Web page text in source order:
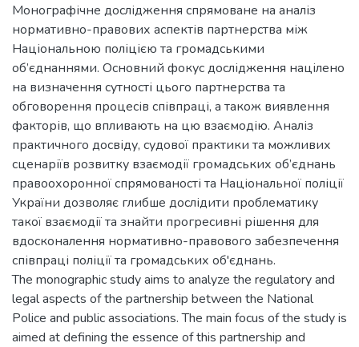
Монографічне дослідження спрямоване на аналіз
нормативно-правових аспектів партнерства між
Національною поліцією та громадськими
об’єднаннями. Основний фокус дослідження націлено
на визначення сутності цього партнерства та
обговорення процесів співпраці, а також виявлення
факторів, що впливають на цю взаємодію. Аналіз
практичного досвіду, судової практики та можливих
сценаріїв розвитку взаємодії громадських об’єднань
правоохоронної спрямованості та Національної поліції
України дозволяє глибше дослідити проблематику
такої взаємодії та знайти прогресивні рішення для
вдосконалення нормативно-правового забезпечення
співпраці поліції та громадських об'єднань.
The monographic study aims to analyze the regulatory and
legal aspects of the partnership between the National
Police and public associations. The main focus of the study is
aimed at defining the essence of this partnership and